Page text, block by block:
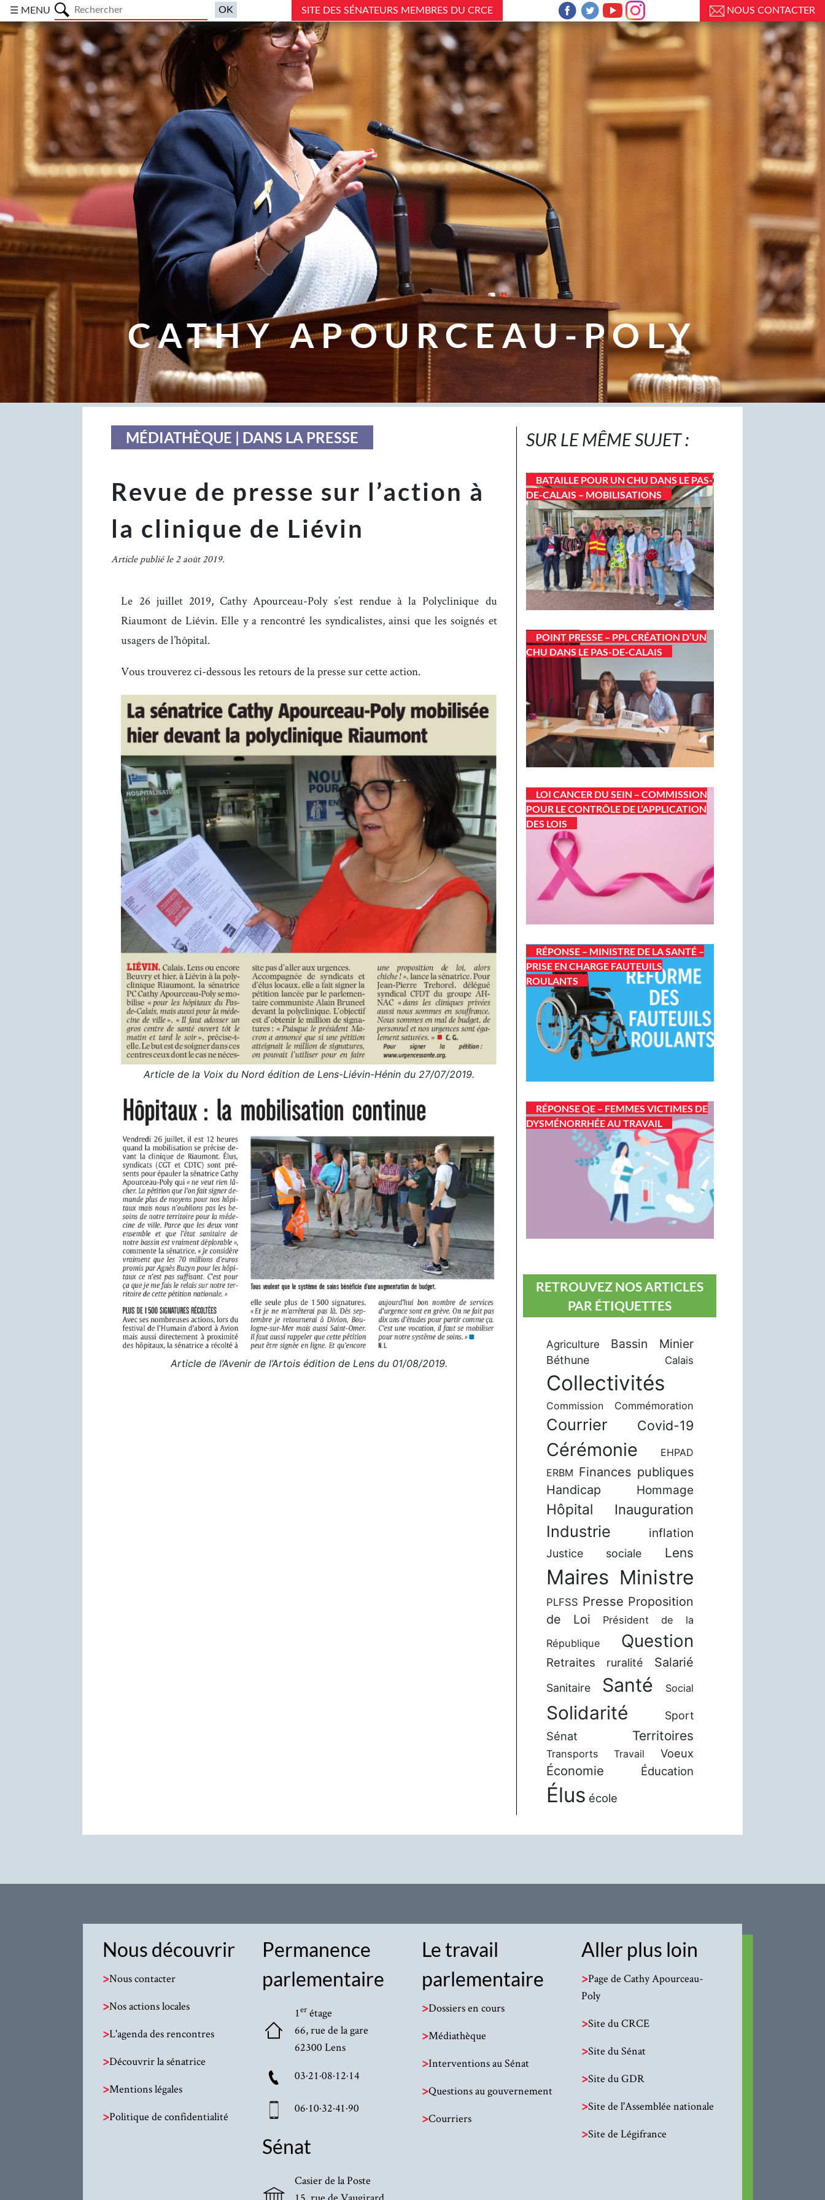
☰ MENU SITE DES SÉNATEURS MEMBRES DU CRCE NOUS CONTACTER
CATHY APOURCEAU-POLY
MÉDIATHÈQUE | DANS LA PRESSE
Revue de presse sur l’action à
la clinique de Liévin
Article publié le 2 août 2019.
Le 26 juillet 2019, Cathy Apourceau-Poly s’est rendue à la Polyclinique du
Riaumont de Liévin. Elle y a rencontré les syndicalistes, ainsi que les soignés et
usagers de l’hôpital.
Vous trouverez ci-dessous les retours de la presse sur cette action.
Article de la Voix du Nord édition de Lens-Liévin-Hénin du 27/07/2019.
Article de l’Avenir de l’Artois édition de Lens du 01/08/2019.
SUR LE MÊME SUJET :
BATAILLE POUR UN CHU DANS LE PAS-
DE-CALAIS – MOBILISATIONS
POINT PRESSE – PPL CRÉATION D’UN
CHU DANS LE PAS-DE-CALAIS
LOI CANCER DU SEIN – COMMISSION
POUR LE CONTRÔLE DE L’APPLICATION
DES LOIS
RÉPONSE – MINISTRE DE LA SANTÉ –
PRISE EN CHARGE FAUTEUILS
ROULANTS
RÉPONSE QE – FEMMES VICTIMES DE
DYSMÉNORRHÉE AU TRAVAIL
RETROUVEZ NOS ARTICLES
PAR ÉTIQUETTES
Agriculture Bassin Minier
Béthune Calais
Collectivités
Commission Commémoration
Courrier Covid-19
Cérémonie
EHPAD
ERBM Finances publiques
Handicap
Hommage
Hôpital Inauguration
Industrie inflation
Justice sociale Lens
Maires Ministre
PLFSS Presse Proposition
de Loi
Président de la
République
Question
Retraites ruralité Salarié
Sanitaire Santé Social
Solidarité Sport
Sénat Territoires
Transports Travail Voeux
Économie Éducation
Élus école
Nous découvrir
>Nous contacter
>Nos actions locales
>L'agenda des rencontres
>Découvrir la sénatrice
>Mentions légales
>Politique de confidentialité
Permanence
parlementaire
1er étage
66, rue de la gare
62300 Lens
03·21·08·12·14
06·10·32·41·90
Sénat
Casier de la Poste
Le travail
parlementaire
>Dossiers en cours
>Médiathèque
>Interventions au Sénat
>Questions au gouvernement
>Courriers
Aller plus loin
>Page de Cathy Apourceau-
Poly
>Site du CRCE
>Site du Sénat
>Site du GDR
>Site de l'Assemblée nationale
>Site de Légifrance